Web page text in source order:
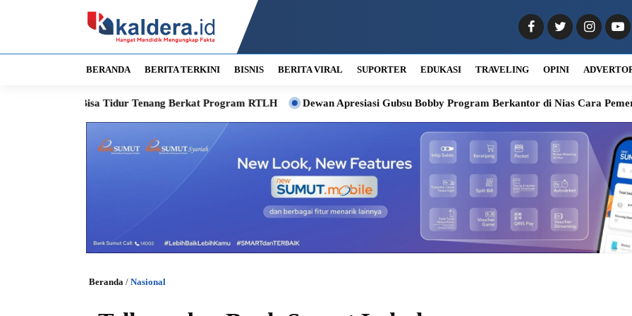
BERANDA BERITA TERKINI BISNIS BERITA VIRAL SUPORTER EDUKASI TRAVELING OPINI
Bisa Tidur Tenang Berkat Program RTLH Dewan Apresiasi Gubsu Bobby Program Berkantor di Nias Cara Pemerintah
Beranda / Nasional